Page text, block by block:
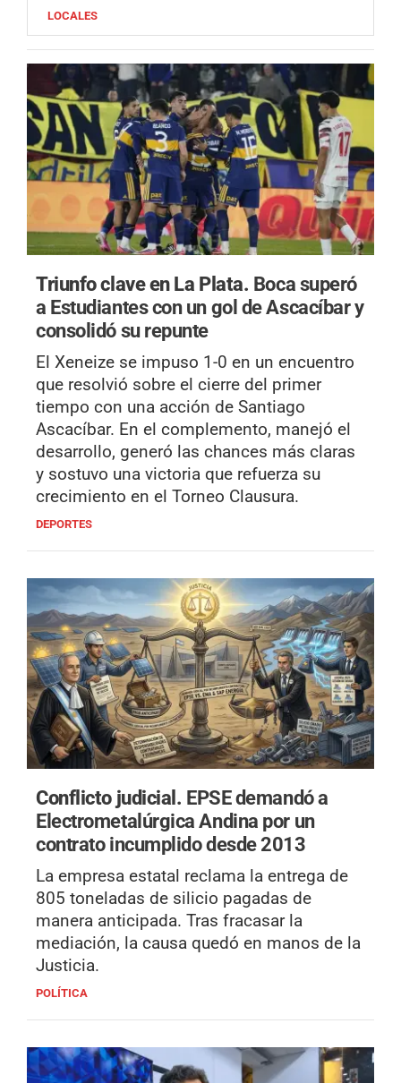
LOCALES
Triunfo clave en La Plata. Boca superó
a Estudiantes con un gol de Ascacíbar y
consolidó su repunte
El Xeneize se impuso 1-0 en un encuentro
que resolvió sobre el cierre del primer
tiempo con una acción de Santiago
Ascacíbar. En el complemento, manejó el
desarrollo, generó las chances más claras
y sostuvo una victoria que refuerza su
crecimiento en el Torneo Clausura.
DEPORTES
Conflicto judicial. EPSE demandó a
Electrometalúrgica Andina por un
contrato incumplido desde 2013
La empresa estatal reclama la entrega de
805 toneladas de silicio pagadas de
manera anticipada. Tras fracasar la
mediación, la causa quedó en manos de la
Justicia.
POLÍTICA